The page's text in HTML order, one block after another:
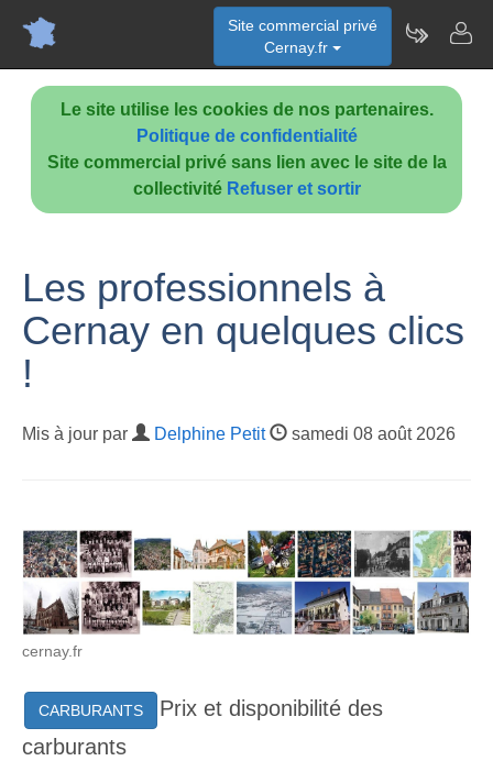
Le site utilise les cookies de nos partenaires.
Politique de confidentialité
Site commercial privé sans lien avec le site de la
collectivité Refuser et sortir
Site commercial privé
Cernay.fr
Les professionnels à
Cernay en quelques clics
!
Mis à jour par Delphine Petit samedi 08 août 2026
cernay.fr
CARBURANTS
Prix et disponibilité des
carburants